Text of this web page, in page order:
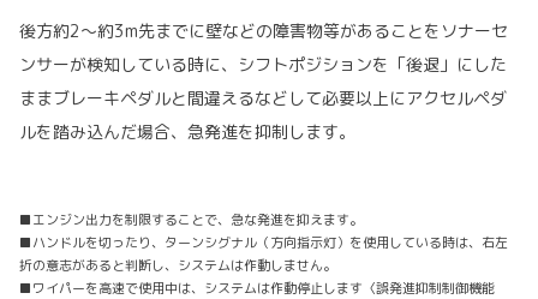
後方約2～約3m先までに壁などの障害物等があることをソナーセ
ンサーが検知している時に、シフトポジションを「後退」にした
ままブレーキペダルと間違えるなどして必要以上にアクセルペダ
ルを踏み込んだ場合、急発進を抑制します。
■エンジン出力を制限することで、急な発進を抑えます。
■ハンドルを切ったり、ターンシグナル（方向指示灯）を使用している時は、右左
折の意志があると判断し、システムは作動しません。
■ワイパーを高速で使用中は、システムは作動停止します〈誤発進抑制制御機能